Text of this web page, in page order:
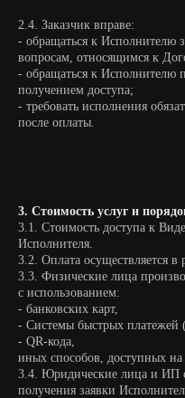
2.4. Заказчик вправе:
- обращаться к Исполнителю
вопросам, относящимся к
- обращаться к Исполнителю
получением доступа;
- требовать исполнения
после оплаты.
3. Стоимость услуг и
3.1. Стоимость доступа к
Исполнителя.
3.2. Оплата осуществляется в
3.3. Физические лица
с использованием:
- банковских карт,
- Системы быстрых
- QR-кода,
иных способов, доступных на
3.4. Юридические лица и ИП
получения заявки